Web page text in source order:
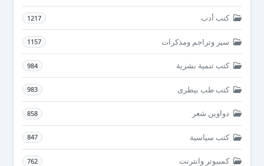
كتب أدب 1217
سير وتراجم ومذكرات 1157
كتب تنمية بشرية 984
كتب طب بيطرى 983
دواوين شعر 858
كتب سياسية 847
كمبيوتر وانترنت 762